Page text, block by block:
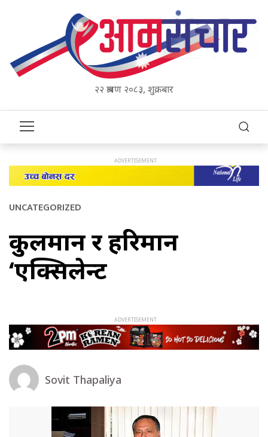
२२ श्रावण २०८३, शुक्रबार
UNCATEGORIZED
कुलमान र हरिमान
‘एक्सिलेन्ट
Sovit Thapaliya